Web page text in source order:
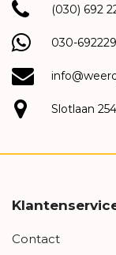
(030) 692
030-
Slotlaan
Contact